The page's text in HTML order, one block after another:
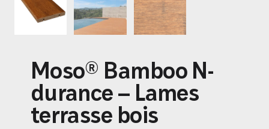
Moso® Bamboo N-
durance – Lames
terrasse bois